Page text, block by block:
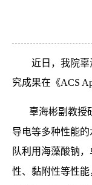
近日，我院
究成果在《ACS
辜海彬副教授
导电等多种性能
队利用海藻酸钠
性、黏附性等性